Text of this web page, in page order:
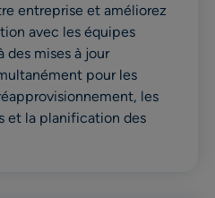
entreprise et améliorez
avec les équipes
des mises à jour
pour les
les
et la planification des